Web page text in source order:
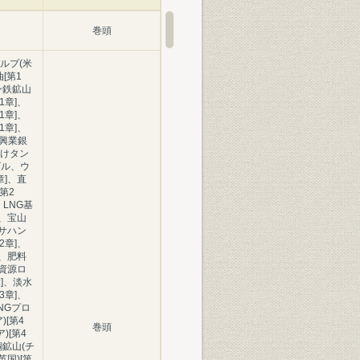
巻頭
プ(米
[第1
鉱山
]、
]、
]、
業銀
タン
、ウ
]、直
2
LNG基
宝山
ハン
]、
肥料
源ロ
、淡水
]、
プロ
)[第4
)[第4
山(チ
巻頭